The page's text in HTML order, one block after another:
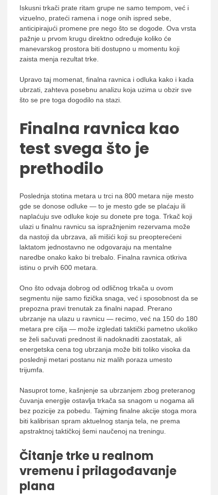
Iskusni trkači prate ritam grupe ne samo tempom, već i
vizuelno, prateći ramena i noge onih ispred sebe,
anticipirajući promene pre nego što se dogode. Ova vrsta
pažnje u prvom krugu direktno određuje koliko će
manevarskog prostora biti dostupno u momentu koji
zaista menja rezultat trke.
Upravo taj momenat, finalna ravnica i odluka kako i kada
ubrzati, zahteva posebnu analizu koja uzima u obzir sve
što se pre toga dogodilo na stazi.
Finalna ravnica kao
test svega što je
prethodilo
Poslednja stotina metara u trci na 800 metara nije mesto
gde se donose odluke — to je mesto gde se plaćaju ili
naplaćuju sve odluke koje su donete pre toga. Trkač koji
ulazi u finalnu ravnicu sa ispražnjenim rezervama može
da nastoji da ubrzava, ali mišići koji su preopterećeni
laktatom jednostavno ne odgovaraju na mentalne
naredbe onako kako bi trebalo. Finalna ravnica otkriva
istinu o prvih 600 metara.
Ono što odvaja dobrog od odličnog trkača u ovom
segmentu nije samo fizička snaga, već i sposobnost da se
prepozna pravi trenutak za finalni napad. Prerano
ubrzanje na ulazu u ravnicu — recimo, već na 150 do 180
metara pre cilja — može izgledati taktički pametno ukoliko
se želi sačuvati prednost ili nadoknaditi zaostatak, ali
energetska cena tog ubrzanja može biti toliko visoka da
poslednji metari postanu niz malih poraza umesto
trijumfa.
Nasuprot tome, kašnjenje sa ubrzanjem zbog preteranog
čuvanja energije ostavlja trkača sa snagom u nogama ali
bez pozicije za pobedu. Tajming finalne akcije stoga mora
biti kalibrisan spram aktuelnog stanja tela, ne prema
apstraktnoj taktičkoj šemi naučenoj na treningu.
Čitanje trke u realnom
vremenu i prilagođavanje
plana